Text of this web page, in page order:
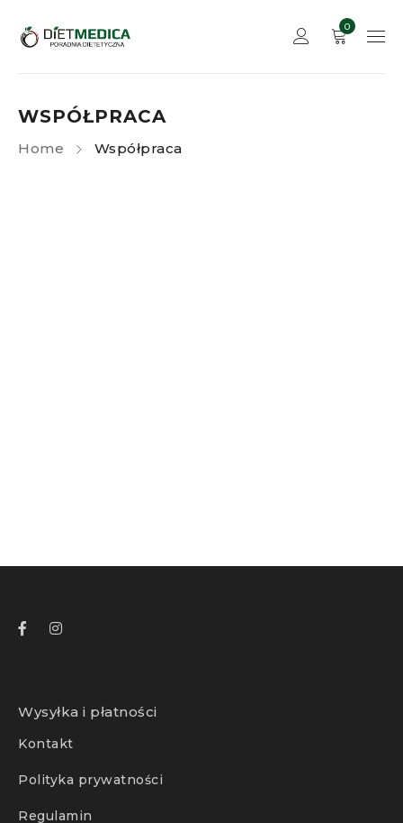
0
Home Współpraca
WSPÓŁPRACA
Wysyłka i płatności
Kontakt
Polityka prywatności
Regulamin